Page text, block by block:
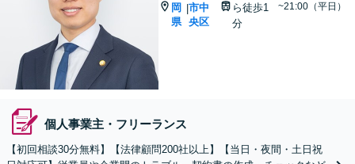
岡
県
|市中
央区
ら徒歩1
分
~21:00（平日）
個人事業主・フリーランス
【初回相談30分無料】【法律顧問200社以上】【当日・夜間・土日祝